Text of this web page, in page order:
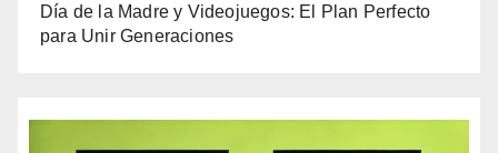
Día de la Madre y Videojuegos: El Plan Perfecto
para Unir Generaciones